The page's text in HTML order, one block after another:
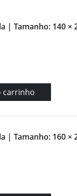
| Tamanho: 140 ×
carrinho
| Tamanho: 160 ×